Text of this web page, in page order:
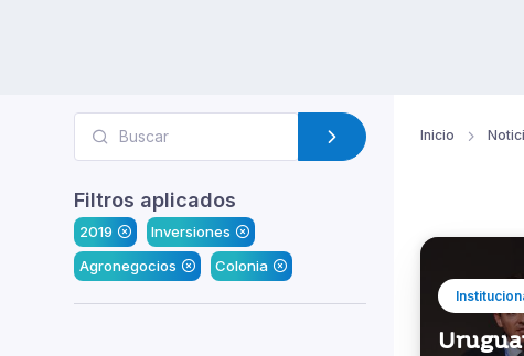
Filtros aplicados
2019
Inversiones
Agronegocios
Colonia
Inicio